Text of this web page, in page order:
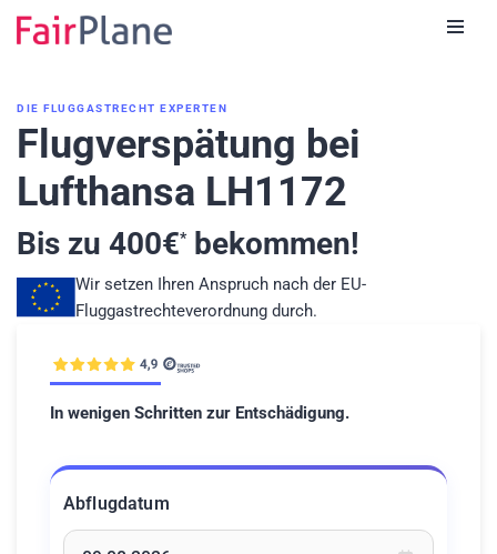
DIE FLUGGASTRECHT EXPERTEN
Flugverspätung bei
Lufthansa LH1172
Bis zu 400€*bekommen!
Wir setzen Ihren Anspruch nach der EU-
Fluggastrechteverordnung durch.
In wenigen Schritten zur Entschädigung.
Abflugdatum